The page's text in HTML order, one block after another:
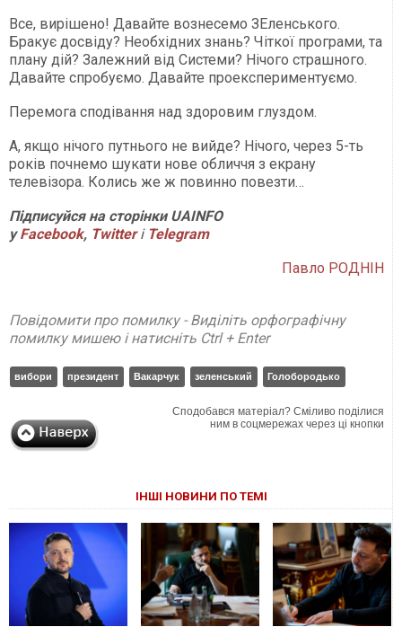
Все, вирішено! Давайте вознесемо ЗЕленського.
Бракує досвіду? Необхідних знань? Чіткої програми, та
плану дій? Залежний від Системи? Нічого страшного.
Давайте спробуємо. Давайте проекспериментуємо.
Перемога сподівання над здоровим глуздом.
А, якщо нічого путнього не вийде? Нічого, через 5-ть
років почнемо шукати нове обличчя з екрану
телевізора. Колись же ж повинно повезти…
Підписуйся на сторінки UAINFO
уFacebook, Twitter і Telegram
Павло РОДНІН
Повідомити про помилку - Виділіть орфографічну
помилку мишею і натисніть Ctrl + Enter
вибори президент Вакарчук зеленський Голобородько
Сподобався матеріал? Сміливо поділися
ним в соцмережах через ці кнопки
ІНШІ НОВИНИ ПО ТЕМІ